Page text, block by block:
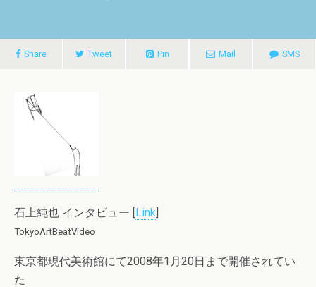
Share Tweet Pin Mail SMS
石上純也 インタビュー [Link]
TokyoArtBeatVideo
東京都現代美術館にて2008年1月20日まで開催されてい
た